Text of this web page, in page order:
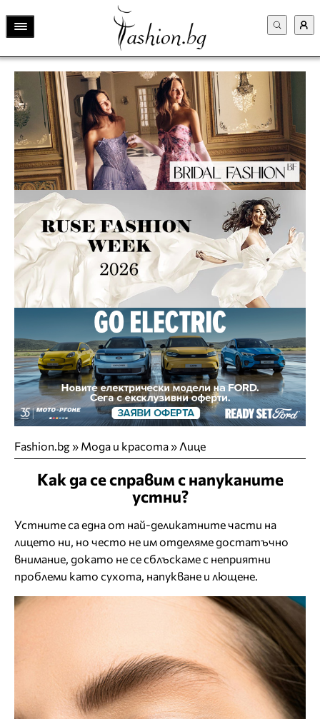
Fashion.bg» Мода и красота» Лице
Как да се справим с напуканите
устни?
Устните са една от най-деликатните части на
лицето ни, но често не им отделяме достатъчно
внимание, докато не се сблъскаме с неприятни
проблеми като сухота, напукване и лющене.